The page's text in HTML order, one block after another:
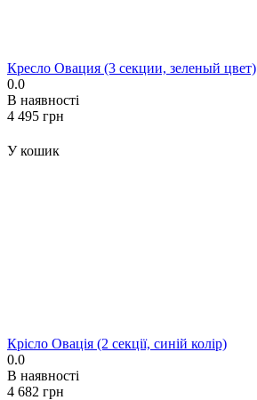
Кресло Овация (3 секции, зеленый цвет)
0.0
В наявності
‍4 495‍ грн
У кошик
Крісло Овація (2 секції, синій колір)
0.0
В наявності
‍4 682‍ грн